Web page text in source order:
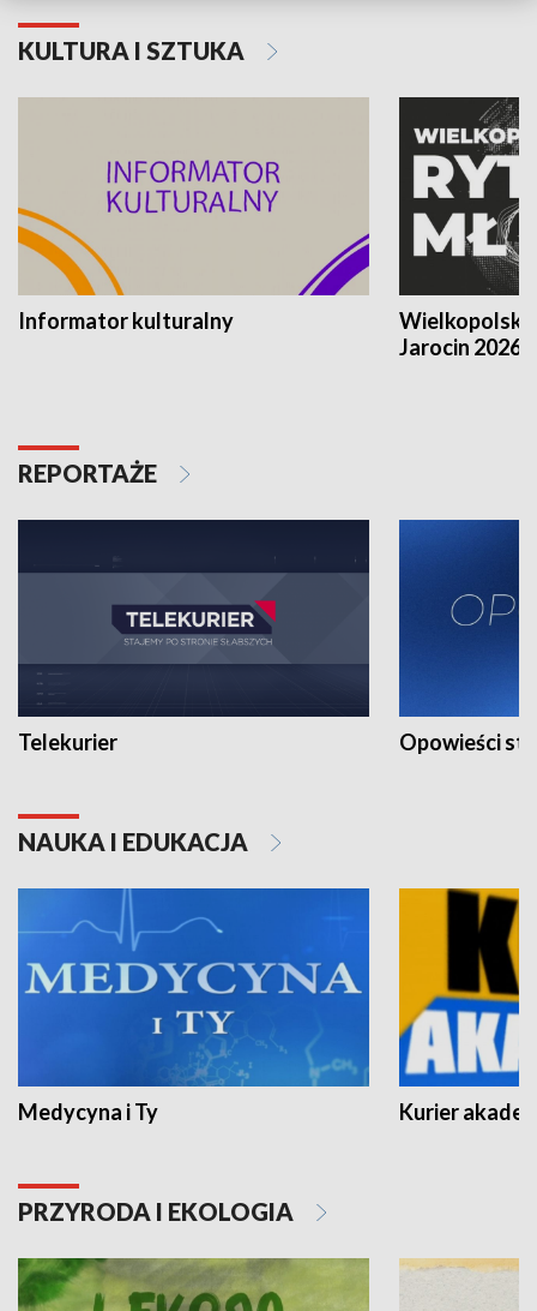
KULTURA I SZTUKA
Informator kulturalny
Jarocin 2026
REPORTAŻE
Telekurier Opowieści
NAUKA I EDUKACJA
Medycyna i Ty Kurier
PRZYRODA I EKOLOGIA